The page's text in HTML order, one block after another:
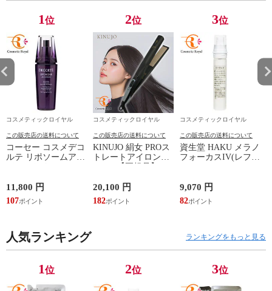
1位
コスメティックロイヤル
この販売店の送料について
コーセー コスメデコ
ルテ リポソームアド
品】【国内未発売容
量】最安値に挑戦
中！
11,800 円
107
2位
コスメティックロイヤル
この販売店の送料について
KINUJO 絹女 PROス
トレートアイロン
KP001【正規品】
20,100 円
182
3位
コスメティックロイヤル
この販売店の送料について
資生堂 HAKU メラノ
フォーカスIV(レフィ
9,070 円
82
人気ランキング ランキングをもっと見る
1位 2位 3位